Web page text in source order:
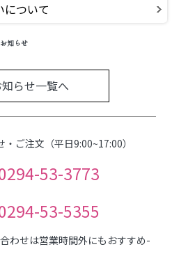
について
お知らせ
らせ一覧へ
ご注文（平日9:00~17:00）
53-3773
53-5355
わせは営業時間外にもおすすめ-